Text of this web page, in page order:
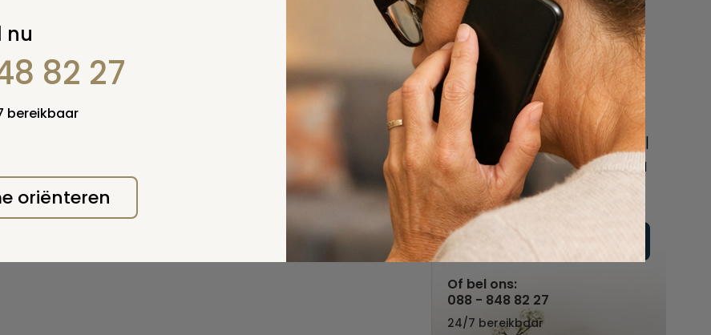
Nu
een uitvaart
regelen
Beschrijf uw wensen
online of bel ons geheel
vrijblijvend voor hulp na
een overlijden.
Vul hier uw wensen in
Of bel ons:
088 - 848 82 27
24/7 bereikbaar
nu
82 27
bereikbaar
oriënteren